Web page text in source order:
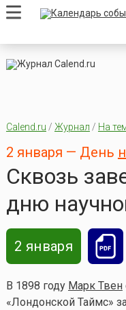
Calend.ru / Журнал / На
2 января — День
Сквозь
дню
2 января
В 1898 году Марк Твен
«Лондонской Таймс»